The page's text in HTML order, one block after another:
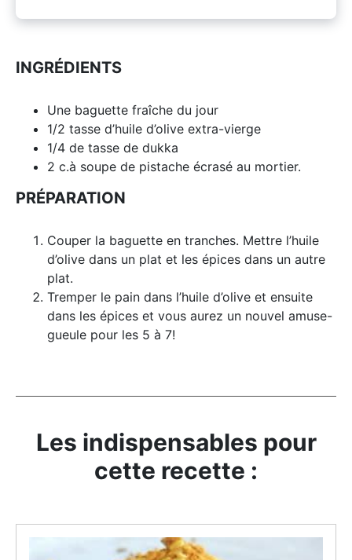
INGRÉDIENTS
Une baguette fraîche du jour
1/2 tasse d’huile d’olive extra-vierge
1/4 de tasse de dukka
2 c.à soupe de pistache écrasé au mortier.
PRÉPARATION
Couper la baguette en tranches. Mettre l’huile
d’olive dans un plat et les épices dans un autre
plat.
Tremper le pain dans l’huile d’olive et ensuite
dans les épices et vous aurez un nouvel amuse-
gueule pour les 5 à 7!
Les indispensables pour
cette recette :